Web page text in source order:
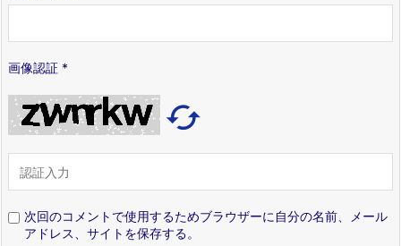
画像認証 *

次回のコメントで使用するためブラウザーに自分の名前、メール
アドレス、サイトを保存する。